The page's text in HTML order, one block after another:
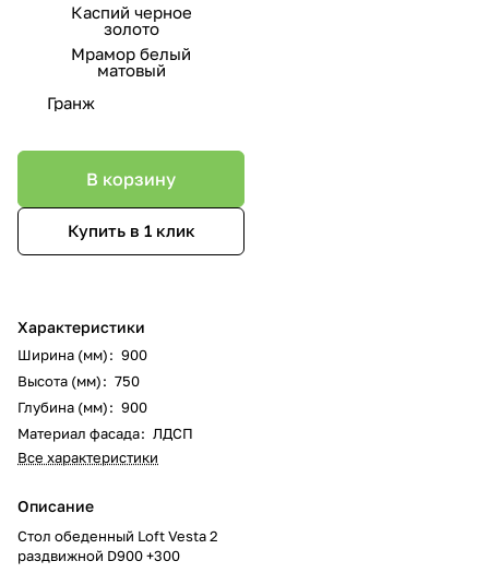
Каспий черное
золото
Мрамор белый
матовый
Гранж
В корзину
Купить в 1 клик
Характеристики
Ширина (мм): 900
Высота (мм): 750
Глубина (мм): 900
Материал фасада: ЛДСП
Все характеристики
Описание
Стол обеденный Loft Vesta 2
раздвижной D900 +300